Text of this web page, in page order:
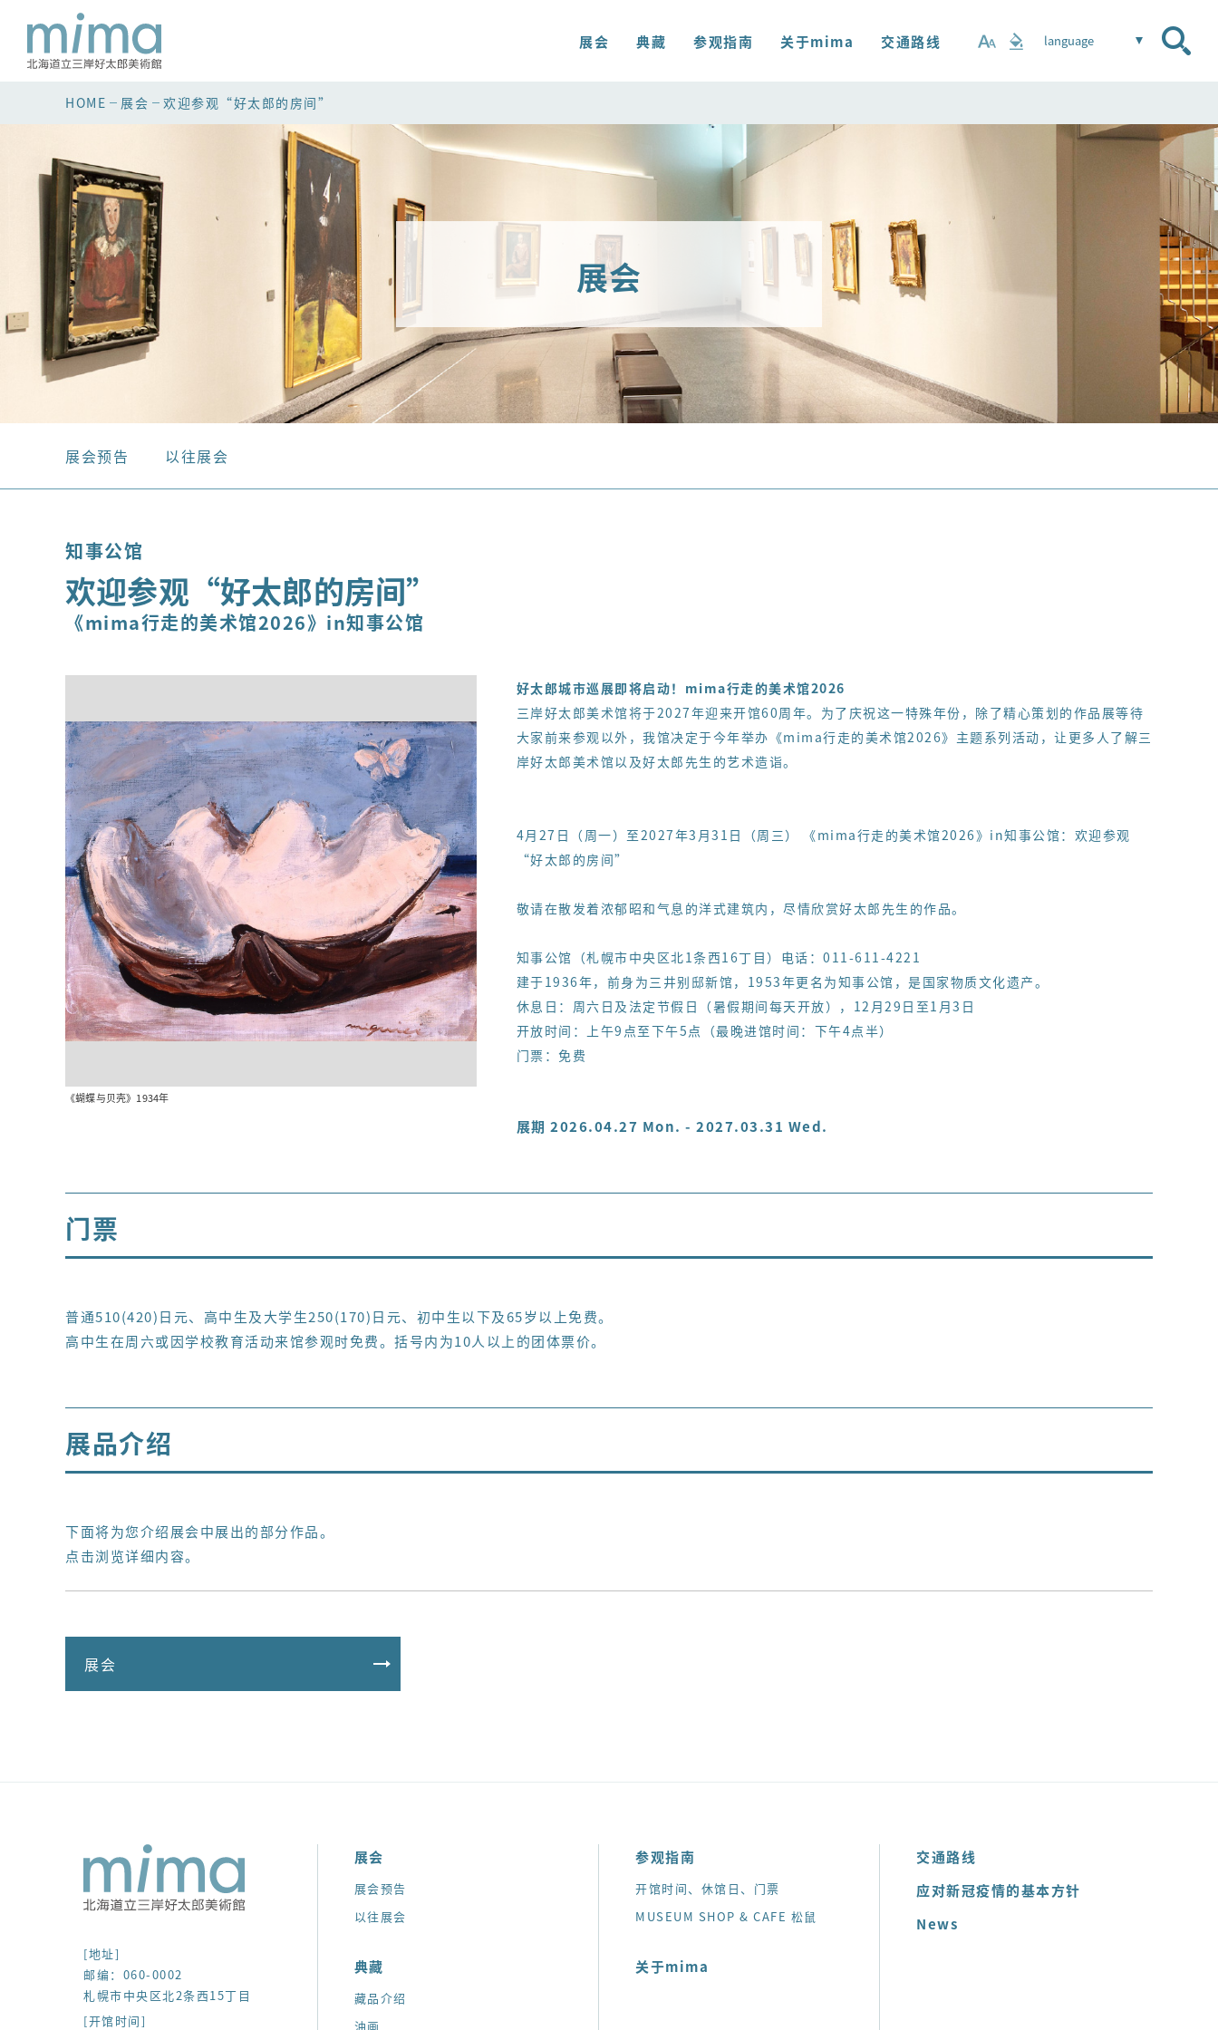
展会 典藏 参观指南 关于mima 交通路线 language
HOME 展会 欢迎参观“好太郎的房间”
展会
展会预告 以往展会
知事公馆
欢迎参观“好太郎的房间”
《mima行走的美术馆2026》in知事公馆
《蝴蝶与贝壳》1934年
好太郎城市巡展即将启动！ mima行走的美术馆2026
三岸好太郎美术馆将于2027年迎来开馆60周年。为了庆祝这一特殊年份，除了精心策划的作品展等待
大家前来参观以外，我馆决定于今年举办《mima行走的美术馆2026》主题系列活动，让更多人了解三
岸好太郎美术馆以及好太郎先生的艺术造诣。
4月 27 日（周一）至2027年3 月31日（周三） 《mima行走的美术馆2026》in知事公馆：欢迎参观
“好太郎的房间”
敬请在散发着浓郁昭和气息的洋式建筑内，尽情欣赏好太郎先生的作品。
知事公馆（札幌市中央区北1条西16丁目）电话：011-611-4221
建于1936年，前身为三井别邸新馆，1953年更名为知事公馆，是国家物质文化遗产。
休息日：周六日及法定节假日（暑假期间每天开放），12月29日至1月3日
开放时间：上午9点至下午5点（最晚进馆时间：下午4点半）
门票：免费
展期 2026.04.27 Mon. - 2027.03.31 Wed.
门票
普通510(420)日元、高中生及大学生250(170)日元、初中生以下及65岁以上免费。
高中生在周六或因学校教育活动来馆参观时免费。括号内为10人以上的团体票价。
展品介绍
下面将为您介绍展会中展出的部分作品。
点击浏览详细内容。
展会
[地址]
邮编：060-0002
札幌市中央区北2条西15丁目
[开馆时间]
展会
展会预告
以往展会
典藏
藏品介绍
油画
参观指南
开馆时间、休馆日、门票
MUSEUM SHOP & CAFE 松鼠
关于mima
交通路线
应对新冠疫情的基本方针
News